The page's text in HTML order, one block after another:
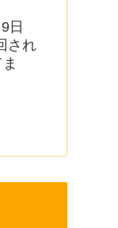
日
され